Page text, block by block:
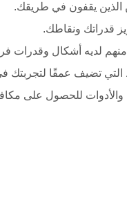
الذين يقفون في طريقك.
قدراتك ونقاطك.
منهم لديه أشكال وقدرات
تضيف عمقًا لتجربتك
والأدوات للحصول على